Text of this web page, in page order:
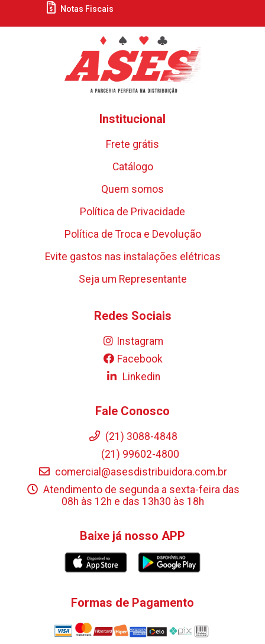
Notas Fiscais
Institucional
Frete grátis
Catálogo
Quem somos
Política de Privacidade
Política de Troca e Devolução
Evite gastos nas instalações elétricas
Seja um Representante
Redes Sociais
Instagram
Facebook
Linkedin
Fale Conosco
(21) 3088-4848
(21) 99602-4800
comercial@asesdistribuidora.com.br
Atendimento de segunda a sexta-feira das
08h às 12h e das 13h30 às 18h
Baixe já nosso APP
Formas de Pagamento